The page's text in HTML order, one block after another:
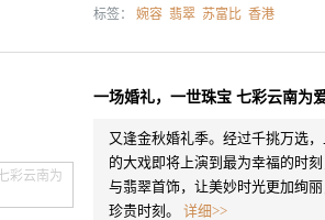
标签： 婉容 翡翠 苏富比 香港
一场婚礼，一世珠宝 七彩云南为
又逢金秋婚礼季。经过千挑万选
的大戏即将上演到最为幸福的时
与翡翠首饰，让美妙时光更加绚
珍贵时刻。 详细>>